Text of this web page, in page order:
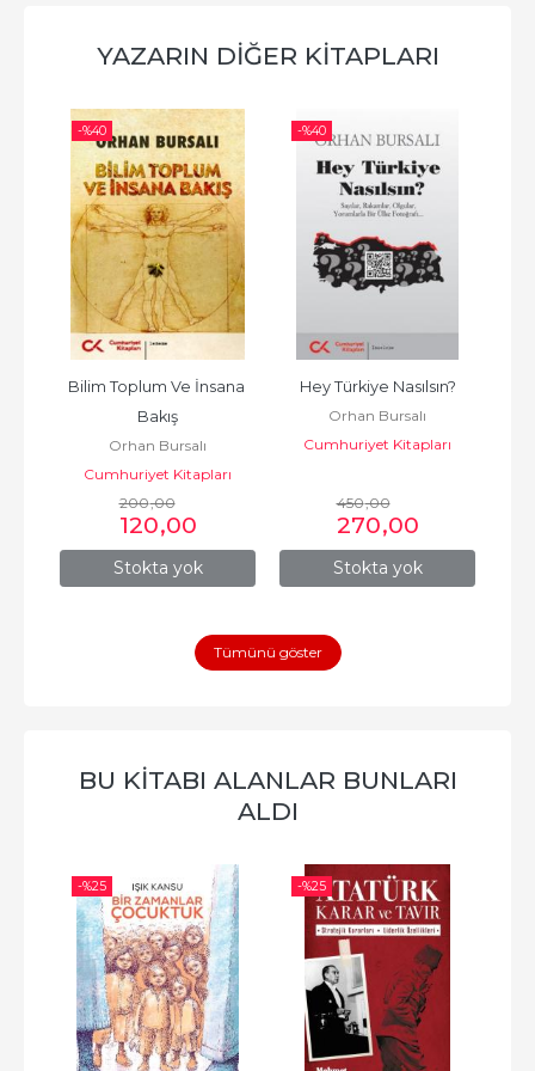
YAZARIN DIĞER KITAPLARI
-%40
Stokta yok
Bilim Toplum Ve İnsana
Bakış
Orhan Bursalı
Cumhuriyet Kitapları
200,00
120,00
-%40
Stokta yok
Hey Türkiye Nasılsın?
Orhan Bursalı
Cumhuriyet Kitapları
450,00
270,00
Tümünü göster
BU KITABI ALANLAR BUNLARI
ALDI
-%25 -%25